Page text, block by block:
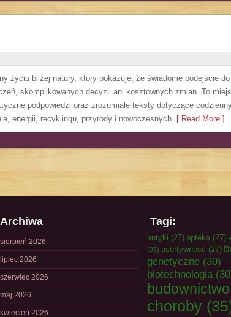
życiu bliżej natury, który pokazuje, że świadome podejście do
skomplikowanych decyzji ani kosztownych zmian. To
podpowiedzi oraz zrozumiałe teksty dotyczące
energii, recyklingu, przyrody i nowoczesnych [ Read More ]
Archiwa
sierpień 2026
lipiec 2026
czerwiec 2026
maj 2026
kwiecień 2026
Tagi:
antyki (27) apteka (27)
(26) asertywność (27)
genetyczne (30)
biotechnologia
budownictwo
choroby